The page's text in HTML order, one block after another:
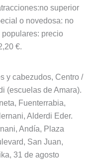
superior
o novedosa: no
precio
€.
y cabezudos, Centro /
(escuelas de Amara).
Fuenterrabia,
Alderdi Eder.
Andía, Plaza
San Juan,
31 de agosto